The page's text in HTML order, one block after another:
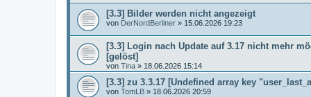
[3.3] Bilder werden nicht angezeigt
von DerNordBerliner » 15.06.2026 19:23
[3.3] Login nach Update auf 3.17 nicht mehr
[gelöst]
von Tina » 18.06.2026 15:14
[3.3] zu 3.3.17 [Undefined array key
von TomLB » 18.06.2026 20:59